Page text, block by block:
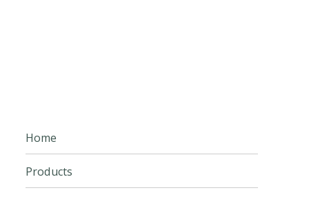
Home
Products